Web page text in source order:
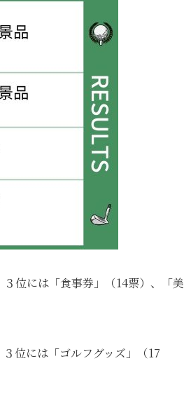
位には「食事券」（14票）、「美
位には「ゴルフグッズ」（17